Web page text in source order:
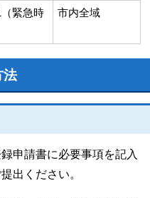
緊急時
市内全域
法
申請書に必要事項を記入
出ください。